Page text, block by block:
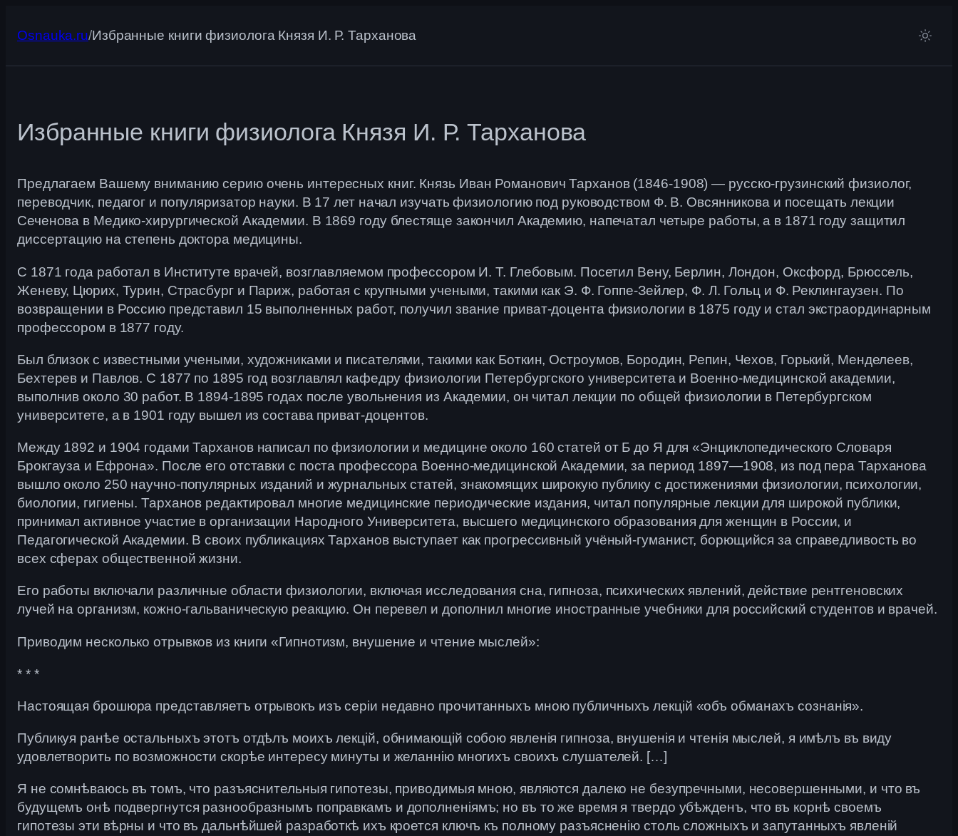
Osnauka.ru/Избранные книги физиолога Князя И. Р. Тарханова
Избранные книги физиолога Князя И. Р. Тарханова
Предлагаем Вашему вниманию серию очень интересных книг. Князь Иван Романович Тарханов (1846-1908) — русско-грузинский физиолог,
переводчик, педагог и популяризатор науки. В 17 лет начал изучать физиологию под руководством Ф. В. Овсянникова и посещать лекции
Сеченова в Медико-хирургической Академии. В 1869 году блестяще закончил Академию, напечатал четыре работы, а в 1871 году защитил
диссертацию на степень доктора медицины.
С 1871 года работал в Институте врачей, возглавляемом профессором И. Т. Глебовым. Посетил Вену, Берлин, Лондон, Оксфорд, Брюссель,
Женеву, Цюрих, Турин, Страсбург и Париж, работая с крупными учеными, такими как Э. Ф. Гоппе-Зейлер, Ф. Л. Гольц и Ф. Реклингаузен. По
возвращении в Россию представил 15 выполненных работ, получил звание приват-доцента физиологии в 1875 году и стал экстраординарным
профессором в 1877 году.
Был близок с известными учеными, художниками и писателями, такими как Боткин, Остроумов, Бородин, Репин, Чехов, Горький, Менделеев,
Бехтерев и Павлов. С 1877 по 1895 год возглавлял кафедру физиологии Петербургского университета и Военно-медицинской академии,
выполнив около 30 работ. В 1894-1895 годах после увольнения из Академии, он читал лекции по общей физиологии в Петербургском
университете, а в 1901 году вышел из состава приват-доцентов.
Между 1892 и 1904 годами Тарханов написал по физиологии и медицине около 160 статей от Б до Я для «Энциклопедического Словаря
Брокгауза и Ефрона». После его отставки с поста профессора Военно-медицинской Академии, за период 1897—1908, из под пера Тарханова
вышло около 250 научно-популярных изданий и журнальных статей, знакомящих широкую публику с достижениями физиологии, психологии,
биологии, гигиены. Тарханов редактировал многие медицинские периодические издания, читал популярные лекции для широкой публики,
принимал активное участие в организации Народного Университета, высшего медицинского образования для женщин в России, и
Педагогической Академии. В своих публикациях Тарханов выступает как прогрессивный учёный-гуманист, борющийся за справедливость во
всех сферах общественной жизни.
Его работы включали различные области физиологии, включая исследования сна, гипноза, психических явлений, действие рентгеновских
лучей на организм, кожно-гальваническую реакцию. Он перевел и дополнил многие иностранные учебники для российский студентов и врачей.
Приводим несколько отрывков из книги «Гипнотизм, внушение и чтение мыслей»:
* * *
Настоящая брошюра представляетъ отрывокъ изъ серіи недавно прочитанныхъ мною публичныхъ лекцій «объ обманахъ сознанія».
Публикуя ранѣе остальныхъ этотъ отдѣлъ моихъ лекцій, обнимающій собою явленія гипноза, внушенія и чтенія мыслей, я имѣлъ въ виду
удовлетворить по возможности скорѣе интересу минуты и желаннію многихъ своихъ слушателей. […]
Я не сомнѣваюсь въ томъ, что разъяснительныя гипотезы, приводимыя мною, являются далеко не безупречными, несовершенными, и что въ
будущемъ онѣ подвергнутся разнообразнымъ поправкамъ и дополненіямъ; но въ то же время я твердо убѣжденъ, что въ корнѣ своемъ
гипотезы эти вѣрны и что въ дальнѣйшей разработкѣ ихъ кроется ключъ къ полному разъясненію столь сложныхъ и запутанныхъ явленій